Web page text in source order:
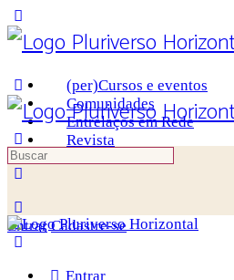
Panel
(per)Cursos e eventos
Comunidades
Entrelaços em Rede
Revista
Entrar Cadastre-se
Procurar
por:
Entrar